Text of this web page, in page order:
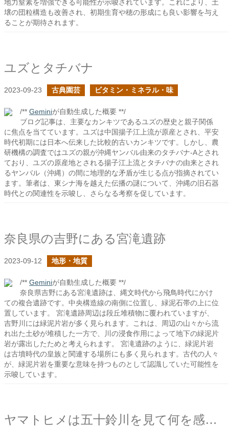
地力窒素を増強できる可能性が示唆されています。これにより、土
壌の団粒構造も改善され、初期生育や穂の形成にも良い影響を与え
ることが期待されます。
ユズとタチバナ
2023-09-23 古典園芸 ビタミン・ミネラル・味
/** Geminiが自動生成した概要 **/
ブログ記事は、主要なカンキツであるユズの歴史と親子関係
に焦点を当てています。ユズは中国揚子江上流が原産とされ、平安
時代初期には日本へ伝来した比較的古いカンキツです。しかし、農
研機構の調査ではユズの親が沖縄ヤンバル由来のタチバナ-Aとされ
ており、ユズの原産地とされる揚子江上流とタチバナの由来とされ
るヤンバル（沖縄）の間に地理的な矛盾が生じる点が指摘されてい
ます。筆者は、東シナ海を越えた伝播の謎について、沖縄の旧石器
時代との関連性を示唆し、さらなる考察を促しています。
奈良県の吉野にある宮滝遺跡
2023-09-12 地形・地質
/** Geminiが自動生成した概要 **/
奈良県吉野にある宮滝遺跡は、縄文時代から飛鳥時代にかけ
ての複合遺跡です。中央構造線の南側に位置し、緑泥石帯の上に位
置しています。 宮滝遺跡周辺は段丘堆積物に覆われていますが、
吉野川には緑泥片岩が多く見られます。これは、周辺の山々から流
れ出た土砂が堆積した一方で、川の浸食作用によって地下の緑泥片
岩が露出したためと考えられます。 宮滝遺跡のように、緑泥片岩
は古墳時代の皇族と関連する場所にも多く見られます。古代の人々
が、緑泥片岩を重要な意味を持つものとして認識していた可能性を
示唆しています。
ヤマトヒメは五十鈴川を見て何を感じたか？